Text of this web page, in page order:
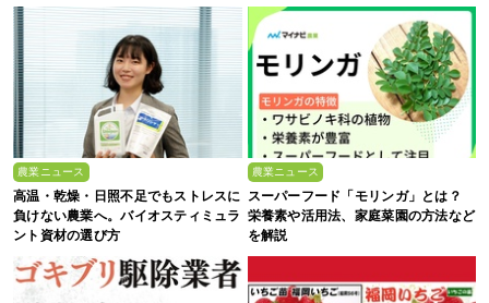
農業ニュース
高温・乾燥・日照不足でもストレスに
負けない農業へ。バイオスティミュラ
ント資材の選び方
農業ニュース
スーパーフード「モリンガ」とは？
栄養素や活用法、家庭菜園の方法など
を解説